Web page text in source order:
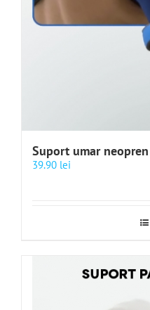
Suport umar neopren
39.90 lei